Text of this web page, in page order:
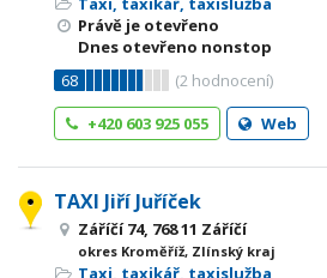
Právě je otevřeno
Dnes otevřeno nonstop
68
(2 hodnocení)
+420 603 925 055
Web
TAXI Jiří Juříček
Záříčí 74, 768 11 Záříčí
okres Kroměříž, Zlínský kraj
Taxi, taxikář, taxislužba